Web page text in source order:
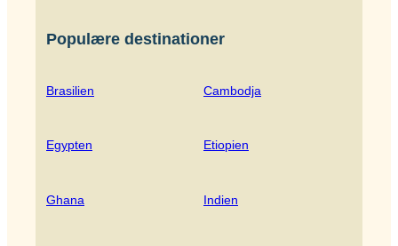
Populære destinationer
Brasilien Cambodja
Egypten Etiopien
Ghana Indien